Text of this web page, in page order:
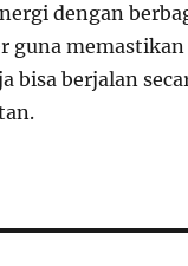
dengan
guna
bisa berjalan